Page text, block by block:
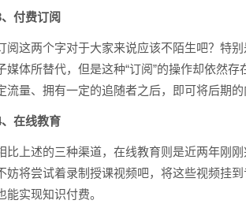
付费订阅
阅这两个字对于大家来说应该不陌生吧？特
媒体所替代，但是这种“订阅”的操作却依然
流量、拥有一定的追随者之后，即可将后期
在线教育
比上述的三种渠道，在线教育则是近两年刚
妨将尝试着录制授课视频吧，将这些视频挂
能实现知识付费。